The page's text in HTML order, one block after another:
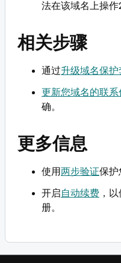
法在该域名上操作
相关步骤
通过升级域名保护
更新您域名的联系
确。
更多信息
使用两步验证保护
开启自动续费 ，
册。